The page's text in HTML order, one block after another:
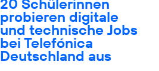
20 Schülerinnen
probieren digitale
und technische Jobs
bei Telefónica
Deutschland aus